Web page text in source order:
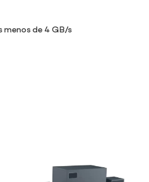
menos de 4 GB/s